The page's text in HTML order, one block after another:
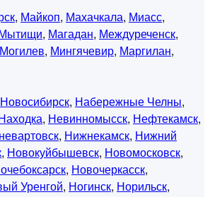
, Майкоп, Махачкала, Миасс,
, Магадан, Междуреченск,
Могилев, Мингячевир, Маргилан,
Новосибирск, Набережные Челны,
, Невинномысск, Нефтекамск,
, Нижнекамск, Нижний
, Новокуйбышевск, Новомосковск,
, Новочеркасск,
Уренгой, Ногинск, Норильск,